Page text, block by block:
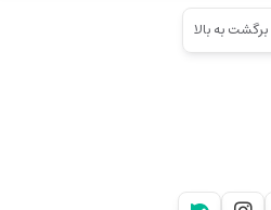
برگشت به بالا